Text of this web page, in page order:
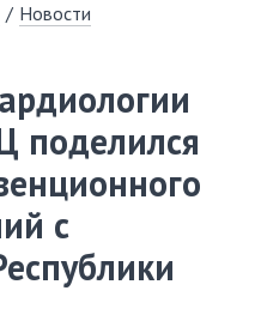
/ Новости
поделился
с